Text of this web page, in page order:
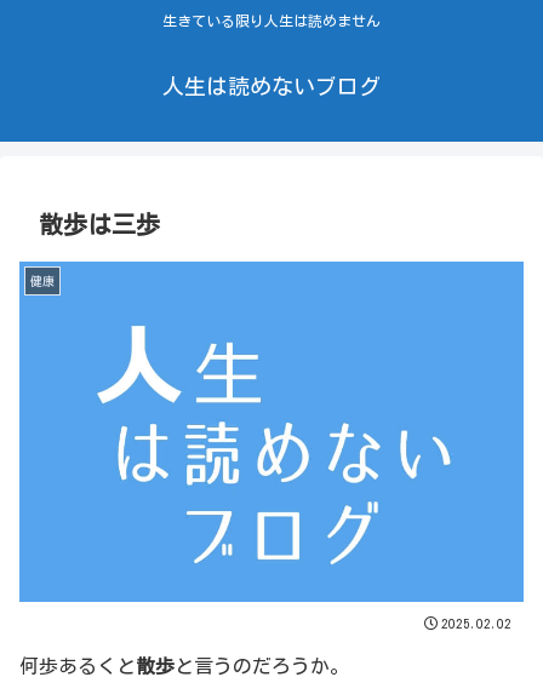
生きている限り人生は読めません
人生は読めないブログ
散歩は三歩
健康
2025.02.02
何歩あるくと散歩と言うのだろうか。